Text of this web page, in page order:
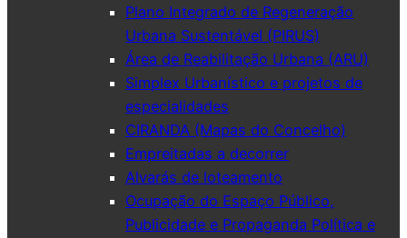
Plano Integrado de Regeneração
Urbana Sustentável (PIRUS)
Área de Reabilitação Urbana (ARU)
Simplex Urbanístico e projetos de
especialidades
CIRANDA (Mapas do Concelho)
Empreitadas a decorrer
Alvarás de loteamento
Ocupação do Espaço Público,
Publicidade e Propaganda Política e